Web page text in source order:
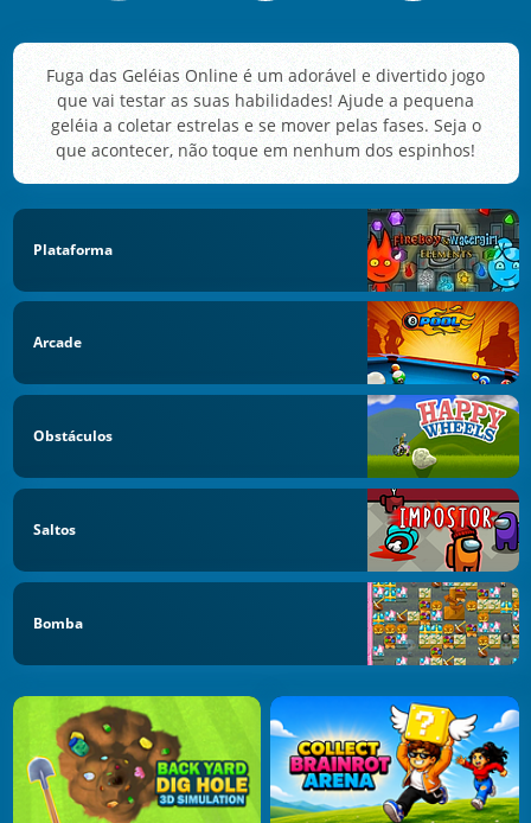
Fuga das Geléias Online é um adorável e divertido jogo
que vai testar as suas habilidades! Ajude a pequena
geléia a coletar estrelas e se mover pelas fases. Seja o
que acontecer, não toque em nenhum dos espinhos!
Plataforma
Arcade
Obstáculos
Saltos
Bomba